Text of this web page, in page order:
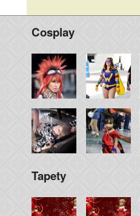
Cosplay
Tapety